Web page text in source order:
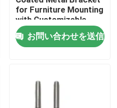
for Furniture Mounting
with Customizable
Options
お問い合わせを送信